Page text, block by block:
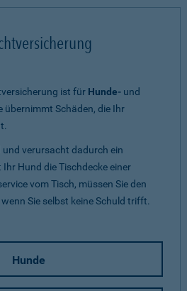
ist für Hunde- und
übernimmt Schäden, die Ihr
verursacht dadurch ein
Hund die Tischdecke einer
vom Tisch, müssen Sie den
Sie selbst keine Schuld trifft.
Hunde